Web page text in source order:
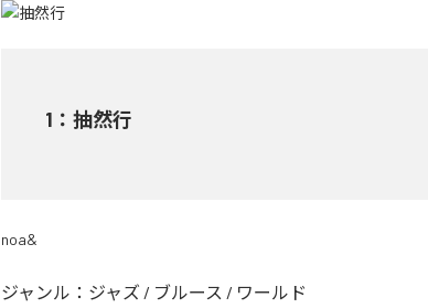
1 ： 抽然行
noa&
ジャンル： ジャズ / ブルース / ワールド